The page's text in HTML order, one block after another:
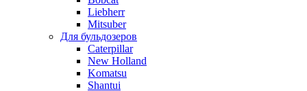
Liebherr
Mitsuber
Для бульдозеров
Caterpillar
New Holland
Komatsu
Shantui